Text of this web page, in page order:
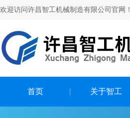
欢迎访问许昌智工机械制造有限公司官网！
首页 关于智工